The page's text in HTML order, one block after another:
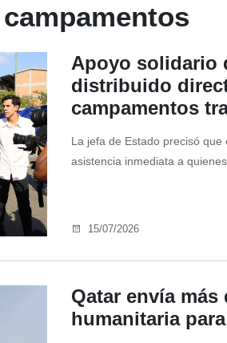
Apoyo solidario
distribuido
campamentos
La jefa de Estado precisó
asistencia inmediata a
15/07/2026
Qatar envía más
humanitaria